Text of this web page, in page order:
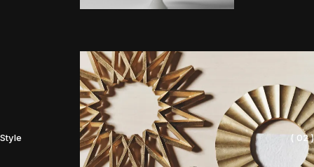
Style ( 02 )